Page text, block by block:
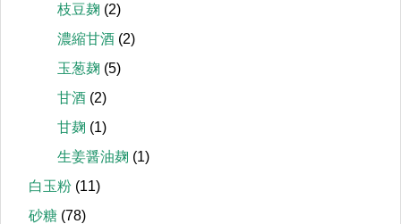
枝豆麹 (2)
濃縮甘酒 (2)
玉葱麹 (5)
甘酒 (2)
甘麹 (1)
生姜醤油麹 (1)
白玉粉 (11)
砂糖 (78)